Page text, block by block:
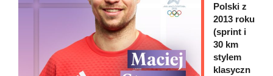
Polski z
2013 roku
(sprint i
30 km
stylem
klasyczn